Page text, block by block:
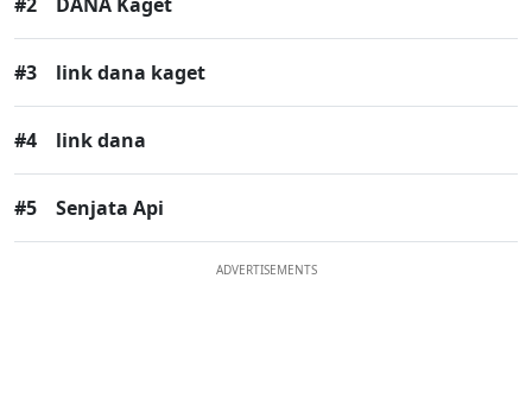
#3 link dana kaget
#4 link dana
#5 Senjata Api
ADVERTISEMENTS